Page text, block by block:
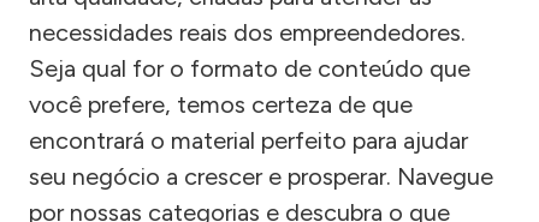
necessidades reais dos empreendedores.
Seja qual for o formato de conteúdo que
você prefere, temos certeza de que
encontrará o material perfeito para ajudar
seu negócio a crescer e prosperar. Navegue
por nossas categorias e descubra o que